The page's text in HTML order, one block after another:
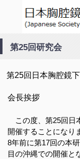
日本胸腔
第25回研究会
第25回日本胸腔鏡
会長挨拶
この度、第25回日
開催することになり
8年前に第17回の本
目の沖縄での開催と